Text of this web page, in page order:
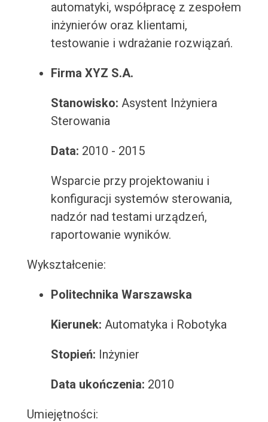
automatyki, współpracę z zespołem
inżynierów oraz klientami,
testowanie i wdrażanie rozwiązań.
Firma XYZ S.A.
Stanowisko: Asystent Inżyniera
Sterowania
Data: 2010 - 2015
Wsparcie przy projektowaniu i
konfiguracji systemów sterowania,
nadzór nad testami urządzeń,
raportowanie wyników.
Wykształcenie:
Politechnika Warszawska
Kierunek: Automatyka i Robotyka
Stopień: Inżynier
Data ukończenia: 2010
Umiejętności: